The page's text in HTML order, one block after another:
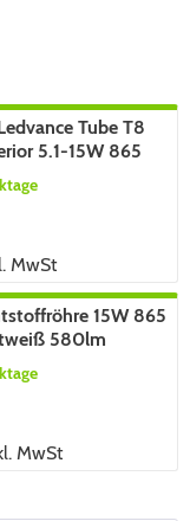
Tube T8
5.1-15W 865
900lm KVG
190° 438mm
MwSt
15W 865
580lm
437mm
MwSt